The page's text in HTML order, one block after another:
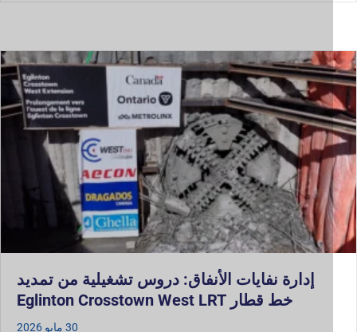
إدارة نفايات الأنفاق: دروس تشغيلية من تمديد
خط قطار Eglinton Crosstown West LRT